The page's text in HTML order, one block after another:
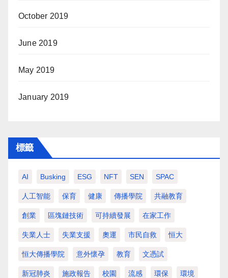
October 2019
June 2019
May 2019
January 2019
標籤
AI Busking ESG NFT SEN SPAC
人工智能 保育 健康 傳播學院 共融教育
創業 區塊鏈技術 可持續發展 在家工作
失業人士 失業支援 奧運 市民自救 恒大
恒大傳播學院 意外懷孕 教育 文憑試
新冠肺炎 施政報告 校園 流感 環保 環境